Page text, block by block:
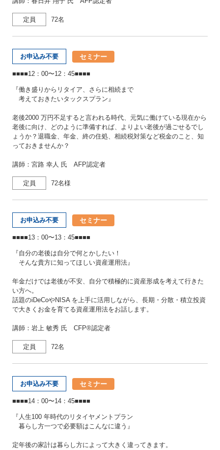
定員 72名
お申込み不要 セミナー
■■■■12：00〜12：45■■■■
『働き盛りからリタイア、さらに相続まで
考えておきたいタックスプラン』
老後2000 万円不足すると言われる時代、元気に働けている現在から
老後に向け、どのように準備すれば、よりよい老後が過ごせるでし
ょうか？退職金、年金、終の住処、相続税対策など税金のこと、知
っておきませんか？
講師：宮路 幸人 氏 AFP認定者
定員 72名様
お申込み不要 セミナー
■■■■13：00〜13：45■■■■
『自分の老後は自分で何とかしたい！
そんな貴方に知ってほしい資産運用法』
年金だけでは老後が不安、自分で積極的に資産形成を考えて行きた
い方へ。
話題のiDeCoやNISA を上手に活用しながら、長期・分散・積立投資
で大きくお金を育てる資産運用法をお話します。
講師：岩上 敏秀 氏 CFP®認定者
定員 72名
お申込み不要 セミナー
■■■■14：00〜14：45■■■■
『人生100 年時代のリタイヤメントプラン
暮らし方一つで必要額はこんなに違う』
定年後の家計は暮らし方によって大きく違ってきます。